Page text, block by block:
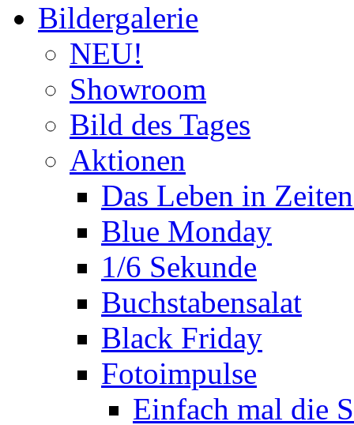
Bildergalerie
NEU!
Showroom
Bild des Tages
Aktionen
Das Leben in
Blue Monday
1/6 Sekunde
Buchstabensalat
Black Friday
Fotoimpulse
Einfach mal die